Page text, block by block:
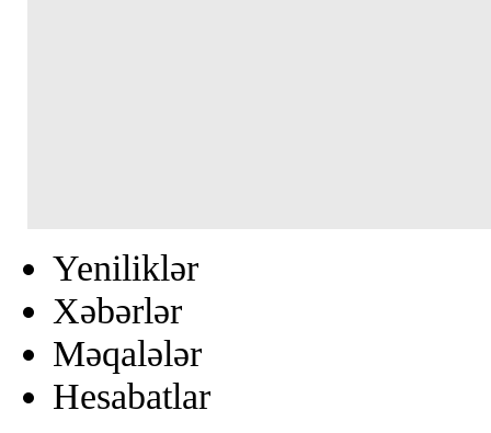
Yeniliklər
Xəbərlər
Məqalələr
Hesabatlar